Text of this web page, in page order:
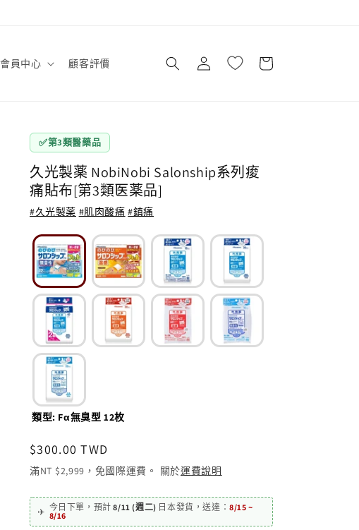
會員中心 顧客評價
登
入
物
✅第3類醫藥品
久光製薬 NobiNobi Salonship系列痠
痛貼布[第3類医薬品]
#久光製薬 #肌肉酸痛 #鎮痛
類型: Fα無臭型 12枚
定
價
$300.00 TWD
滿NT $2,999，免國際運費。 關於運費說明
✈️ 今日下單， 預計8/11 (週二) 日本發貨 ，送達：8/15 ~
8/16